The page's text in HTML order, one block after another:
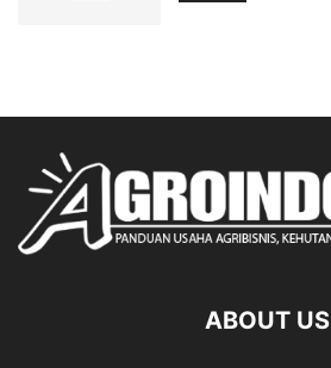
ABOUT US